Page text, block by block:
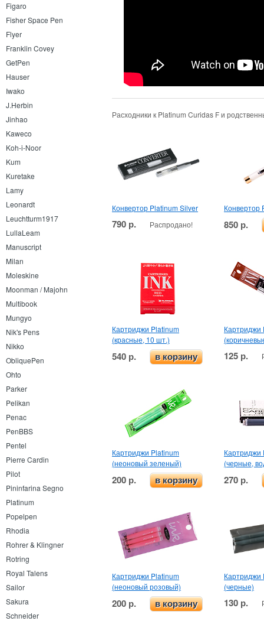
Figaro
Fisher Space Pen
Flyer
Franklin Covey
GetPen
Hauser
Iwako
J.Herbin
Jinhao
Kaweco
Koh-i-Noor
Kum
Kuretake
Lamy
Leonardt
Leuchtturm1917
LullaLeam
Manuscript
Milan
Moleskine
Moonman / Majohn
Multibook
Mungyo
Nik's Pens
Nikko
ObliquePen
Ohto
Parker
Pelikan
Penac
PenBBS
Pentel
Pierre Cardin
Pilot
Pininfarina Segno
Platinum
Popelpen
Rhodia
Rohrer & Klingner
Rotring
Royal Talens
Sailor
Sakura
Schneider
Расходники к Platinum Curidas F и
Конвертор Platinum Silver
790 р. Распродано!
Конвертор
850 р.
Картриджи Platinum
(красные, 10 шт.)
540 р. в корзину
Картриджи
125 р.
Картриджи Platinum
(неоновый зеленый)
200 р. в корзину
Картриджи
(черные,
270 р.
Картриджи Platinum
(неоновый розовый)
200 р. в корзину
Картриджи
(черные)
130 р.